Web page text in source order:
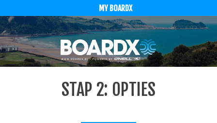
MY BOARDX
STAP 2: OPTIES